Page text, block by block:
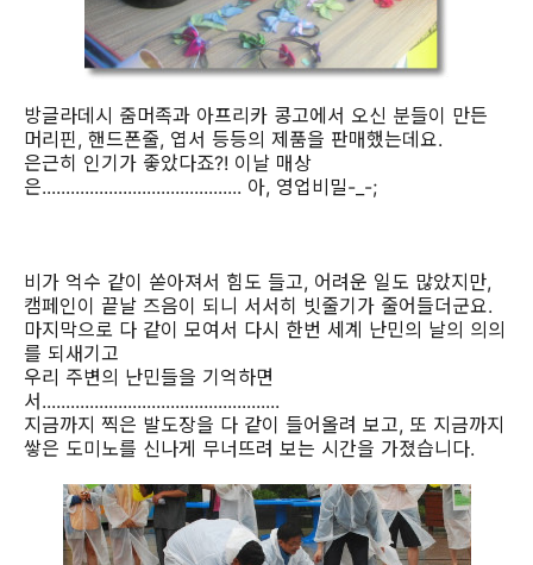
방글라데시 줌머족과 아프리카 콩고에서 오신 분들이 만든
머리핀, 핸드폰줄, 엽서 등등의 제품을 판매했는데요.
은근히 인기가 좋았다죠?! 이날 매상
은.......................................... 아, 영업비밀-_-;
비가 억수 같이 쏟아져서 힘도 들고, 어려운 일도 많았지만,
캠페인이 끝날 즈음이 되니 서서히 빗줄기가 줄어들더군요.
마지막으로 다 같이 모여서 다시 한번 세계 난민의 날의 의의
를 되새기고
우리 주변의 난민들을 기억하면
서..................................................
지금까지 찍은 발도장을 다 같이 들어올려 보고, 또 지금까지
쌓은 도미노를 신나게 무너뜨려 보는 시간을 가졌습니다.